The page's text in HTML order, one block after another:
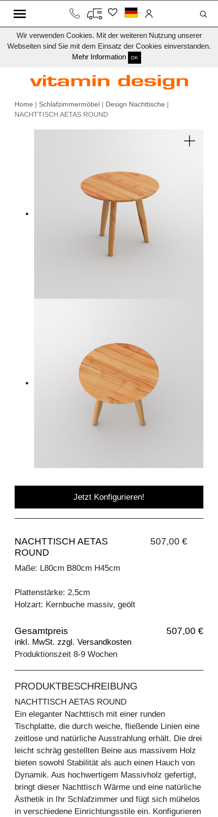
Wir verwenden Cookies. Mit der weiteren Nutzung unserer
Webseiten sind Sie mit dem Einsatz der Cookies einverstanden.
Mehr Information
OK
Home | Schlafzimmermöbel | Design Nachttische |
NACHTTISCH AETAS ROUND
Jetzt Konfigurieren!
NACHTTISCH AETAS
ROUND
507,00 €
Maße: L80cm B80cm H45cm
Plattenstärke: 2,5cm
Holzart: Kernbuche massiv, geölt
Gesamtpreis 507,00 €
inkl. MwSt. zzgl. Versandkosten
Produktionszeit 8-9 Wochen
PRODUKTBESCHREIBUNG
NACHTTISCH AETAS ROUND
Ein eleganter Nachttisch mit einer runden
Tischplatte, die durch weiche, fließende Linien eine
zeitlose und natürliche Ausstrahlung erhält. Die drei
leicht schräg gestellten Beine aus massivem Holz
bieten sowohl Stabilität als auch einen Hauch von
Dynamik. Aus hochwertigem Massivholz gefertigt,
bringt dieser Nachttisch Wärme und eine natürliche
Ästhetik in Ihr Schlafzimmer und fügt sich mühelos
in verschiedene Einrichtungsstile ein. Konfigurieren